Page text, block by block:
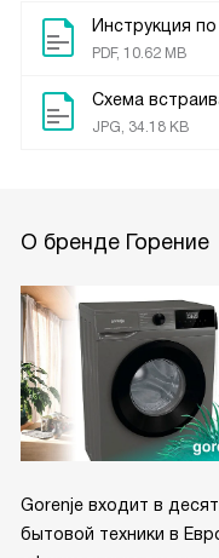
Инструкция
PDF, 10.62 MB
Схема
JPG, 34.18 KB
О бренде Горение
Gorenje входит в
бытовой техники в